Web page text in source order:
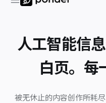
人工智能信
白页。每
被无休止的内容创作所耗